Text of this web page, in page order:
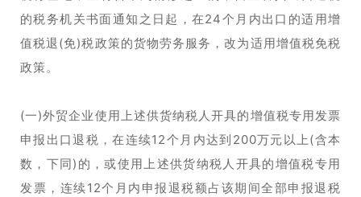
的税务机关书面通知之日起，在24个月内出口的适用增
值税退(免)税政策的货物劳务服务，改为适用增值税免税
政策。
(一)外贸企业使用上述供货纳税人开具的增值税专用发票
申报出口退税，在连续12个月内达到200万元以上(含本
数，下同)的，或使用上述供货纳税人开具的增值税专用
发票，连续12个月内申报退税额占该期间全部申报退税